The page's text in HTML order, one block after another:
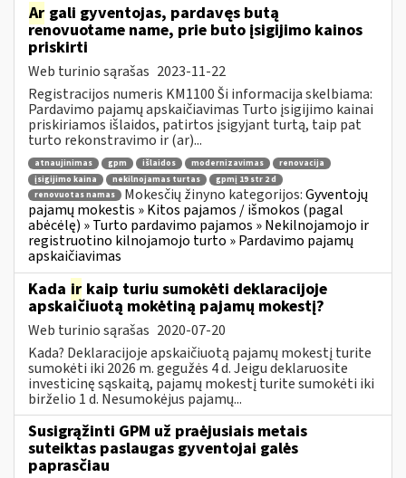
Ar gali gyventojas, pardavęs butą
renovuotame name, prie buto įsigijimo kainos
priskirti
Web turinio sąrašas 2023-11-22
Registracijos numeris KM1100 Ši informacija skelbiama:
Pardavimo pajamų apskaičiavimas Turto įsigijimo kainai
priskiriamos išlaidos, patirtos įsigyjant turtą, taip pat
turto rekonstravimo ir (ar)...
atnaujinimas gpm išlaidos modernizavimas
renovacija
įsigijimo kaina
nekilnojamas turtas
gpmį 19 str 2 d
renovuotas namas
Mokesčių žinyno kategorijos:Gyventojų
pajamų mokestis » Kitos pajamos / išmokos (pagal
abėcėlę) » Turto pardavimo pajamos » Nekilnojamojo ir
registruotino kilnojamojo turto » Pardavimo pajamų
apskaičiavimas
Kada ir kaip turiu sumokėti deklaracijoje
apskaičiuotą mokėtiną pajamų mokestį?
Web turinio sąrašas 2020-07-20
Kada? Deklaracijoje apskaičiuotą pajamų mokestį turite
sumokėti iki 2026 m. gegužės 4 d. Jeigu deklaruosite
investicinę sąskaitą, pajamų mokestį turite sumokėti iki
birželio 1 d. Nesumokėjus pajamų...
Susigrąžinti GPM už praėjusiais metais
suteiktas paslaugas gyventojai galės
paprasčiau